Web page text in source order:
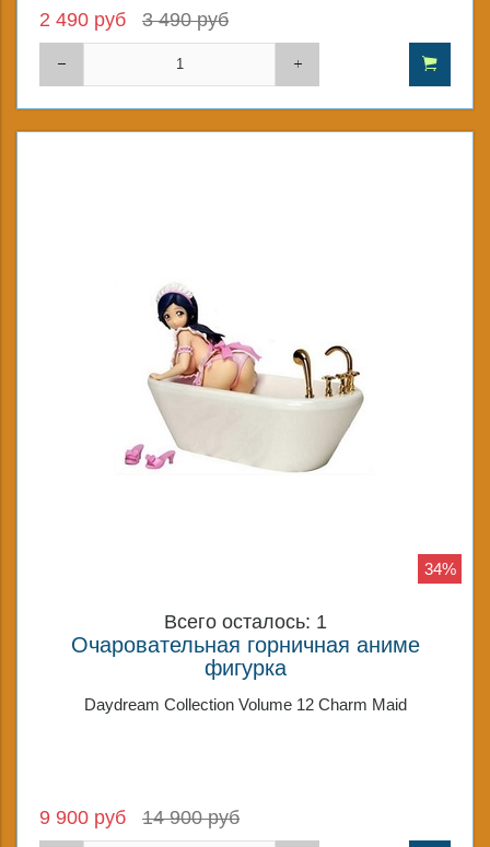
2 490 руб 3 490 руб
34%
Всего осталось: 1
Очаровательная горничная аниме
фигурка
Daydream Collection Volume 12 Charm Maid
9 900 руб 14 900 руб